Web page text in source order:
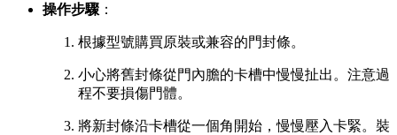
操作步驟 ：
根據型號購買原裝或兼容的門封條。
小心將舊封條從門內膽的卡槽中慢慢扯出。注意過
程不要損傷門體。
將新封條沿卡槽從一個角開始，慢慢壓入卡緊。裝